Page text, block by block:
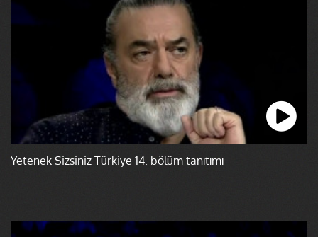
Yetenek Sizsiniz Türkiye 14. bölüm tanıtımı